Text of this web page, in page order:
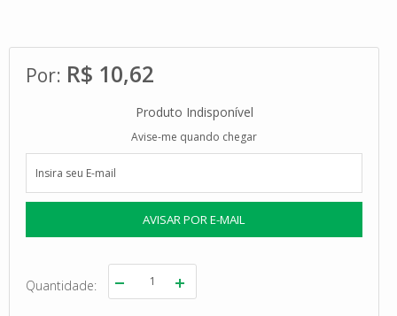
R$ 10,62
Produto Indisponível
Avise-me quando chegar
Quantidade